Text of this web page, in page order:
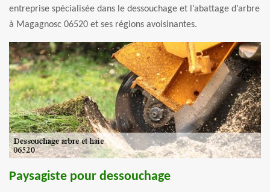
entreprise spécialisée dans le dessouchage et l’abattage d’arbre
à Magagnosc 06520 et ses régions avoisinantes.
Paysagiste pour dessouchage